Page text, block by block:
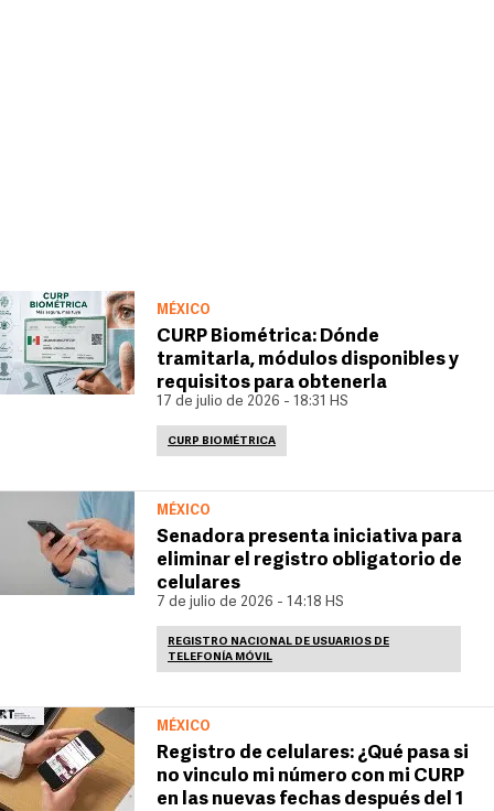
MÉXICO
CURP Biométrica: Dónde
tramitarla, módulos disponibles y
requisitos para obtenerla
17 de julio de 2026 - 18:31 HS
CURP BIOMÉTRICA
MÉXICO
Senadora presenta iniciativa para
eliminar el registro obligatorio de
celulares
7 de julio de 2026 - 14:18 HS
REGISTRO NACIONAL DE USUARIOS DE
TELEFONÍA MÓVIL
MÉXICO
Registro de celulares: ¿Qué pasa si
no vinculo mi número con mi CURP
en las nuevas fechas después del 1